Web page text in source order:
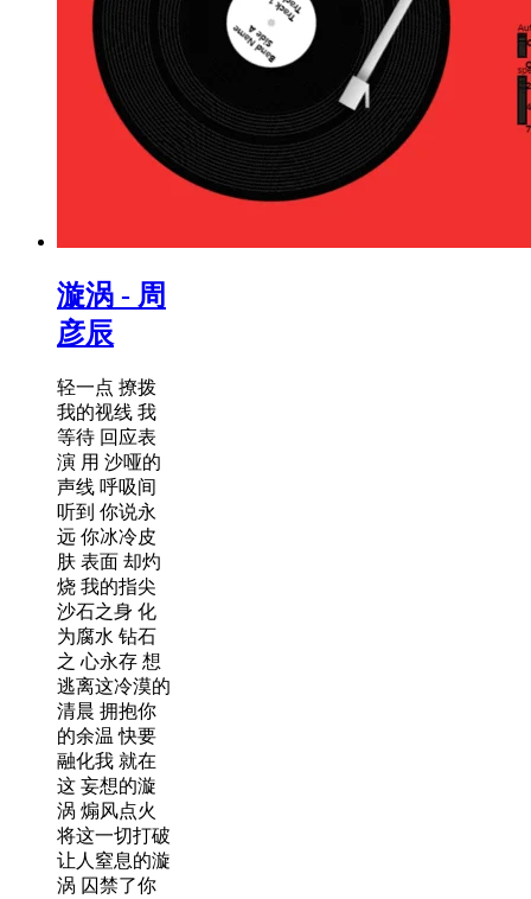
漩涡 - 周
彦辰
轻一点 撩拨
我的视线 我
等待 回应表
演 用 沙哑的
声线 呼吸间
听到 你说永
远 你冰冷皮
肤 表面 却灼
烧 我的指尖
沙石之身 化
为腐水 钻石
之 心永存 想
逃离这冷漠的
清晨 拥抱你
的余温 快要
融化我 就在
这 妄想的漩
涡 煽风点火
将这一切打破
让人窒息的漩
涡 囚禁了你